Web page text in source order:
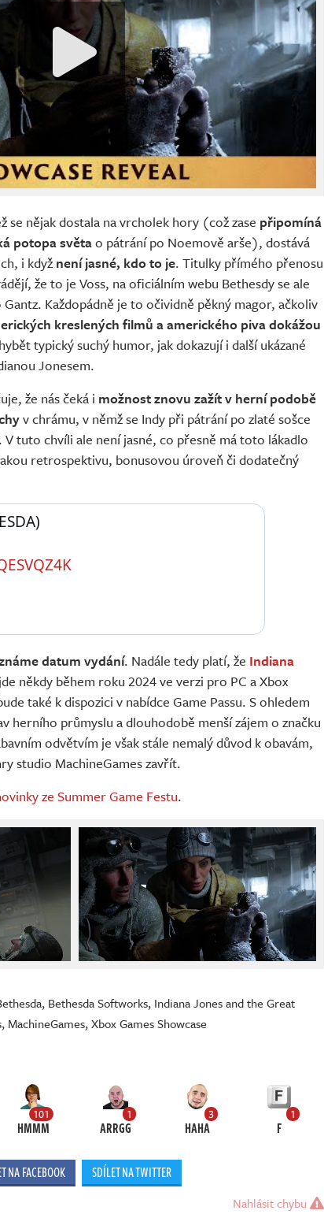
se nějak dostala na vrcholek hory (což zase připomíná
potopa světao pátrání po Noemově arše), dostává
i když není jasné, kdo to je. Titulky přímého přenosu
že to je Voss, na oficiálním webu Bethesdy se ale
Každopádně je to očividně pěkný magor, ačkoliv
kreslených filmů a amerického piva dokážou
typický suchý humor, jak dokazují i další ukázané
Jonesem.
že nás čeká i možnost znovu zažít v herní podobě
v chrámu, v němž se Indy při pátrání po zlaté sošce
tuto chvíli ale není jasné, co přesně má toto lákadlo
retrospektivu, bonusovou úroveň či dodatečný
datum vydání. Nadále tedy platí, že Indiana
někdy během roku 2024 ve verzi pro PC a Xbox
také k dispozici v nabídce Game Passu. S ohledem
herního průmyslu a dlouhodobě menší zájem o značku
odvětvím je však stále nemalý důvod k obavám,
studio MachineGames zavřít.
ze Summer Game Festu.
, Bethesda Softworks, Indiana Jones and the Great
, MachineGames,Xbox Games Showcase
101
HMMM
1
ARRGG
3
HAHA
1
F
NA FACEBOOK SDÍLET NA TWITTER
Nahlásit chybu